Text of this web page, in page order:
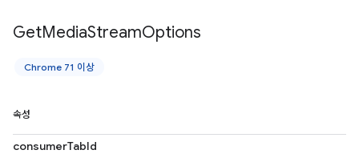
GetMediaStreamOptions
Chrome 71 이상
속성
consumerTabId